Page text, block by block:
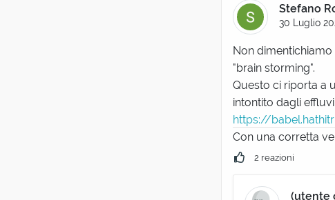
Stefano
30 Luglio
Non
"brain storming".
Questo ci riporta a
intontito dagli
https://
Con una corretta
2 reazioni
(utente